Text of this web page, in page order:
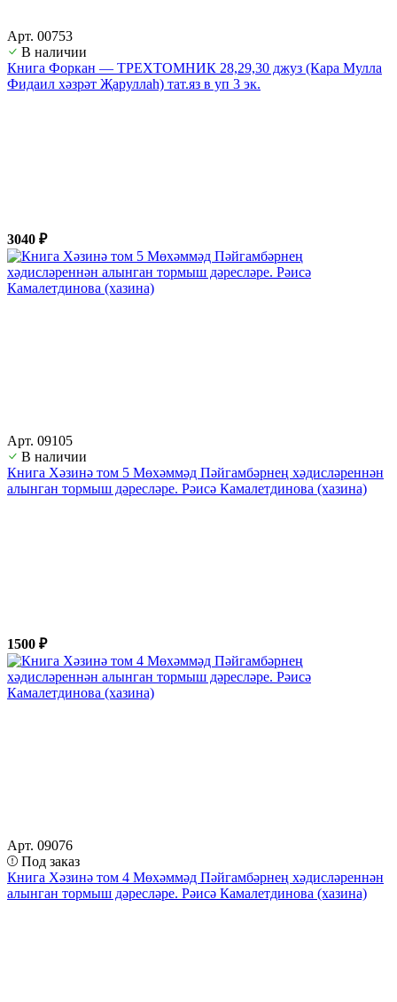
Арт. 00753
В наличии
Книга Форкан — ТРЕХТОМНИК 28,29,30 джуз (Кара Мулла
Фидаил хәзрәт Җаруллаһ) тат.яз в уп 3 эк.
3040 ₽
Арт. 09105
В наличии
Книга Хәзинә том 5 Мөхәммәд Пәйгамбәрнең хәдисләреннән
алынган тормыш дәресләре. Рәисә Камалетдинова (хазина)
1500 ₽
Арт. 09076
Под заказ
Книга Хәзинә том 4 Мөхәммәд Пәйгамбәрнең хәдисләреннән
алынган тормыш дәресләре. Рәисә Камалетдинова (хазина)